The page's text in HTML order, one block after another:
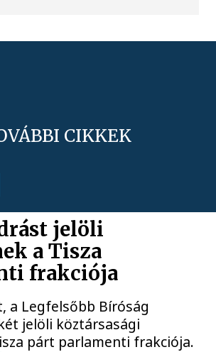
CIKKEK
jelöli
a Tisza
frakciója
a Legfelsőbb Bíróság
jelöli köztársasági
párt parlamenti frakciója.